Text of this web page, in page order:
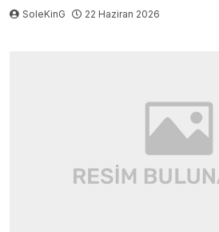
SoleKinG 22 Haziran 2026